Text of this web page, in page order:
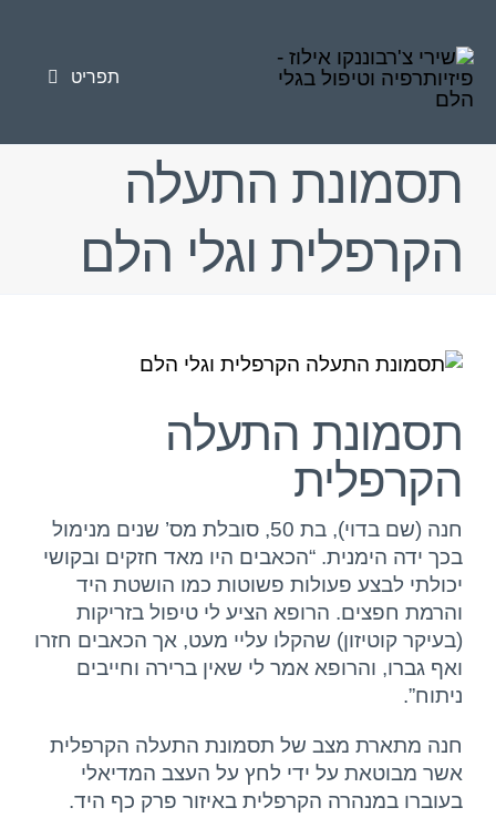
תפריט
פציעות ספורט
סוגי הטיפולים
מאמרים
אודות
יצירת קשר
תסמונת התעלה
הקרפלית וגלי הלם
צפה
מוגדלת
תסמונת התעלה
הקרפלית
חנה (שם בדוי), בת 50, סובלת מס’ שנים מנימול
בכך ידה הימנית. “הכאבים היו מאד חזקים ובקושי
יכולתי לבצע פעולות פשוטות כמו הושטת היד
והרמת חפצים. הרופא הציע לי טיפול בזריקות
(בעיקר קוטיזון) שהקלו עליי מעט, אך הכאבים חזרו
ואף גברו, והרופא אמר לי שאין ברירה וחייבים
ניתוח”.
חנה מתארת מצב של תסמונת התעלה הקרפלית
אשר מבוטאת על ידי לחץ על העצב המדיאלי
בעוברו במנהרה הקרפלית באיזור פרק כף היד.